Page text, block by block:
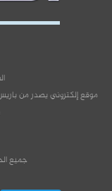
موقع إلكتروني يصدر من
جميع